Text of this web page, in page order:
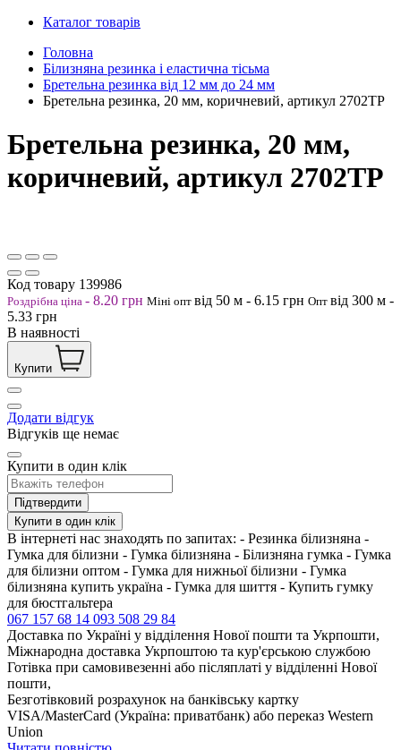
Каталог товарів
Головна
Білизняна резинка і еластична тісьма
Бретельна резинка від 12 мм до 24 мм
Бретельна резинка, 20 мм, коричневий, артикул 2702ТР
Бретельна резинка, 20 мм,
коричневий, артикул 2702ТР
Код товару 139986
Роздрібна ціна - 8.20 грн Міні опт від 50 м - 6.15 грн Опт від 300 м -
5.33 грн
В наявності
Купити
Додати відгук
Відгуків ще немає
Купити в один клік
Підтвердити
Купити в один клік
В інтернеті нас знаходять по запитах: - Резинка білизняна -
Гумка для білизни - Гумка білизняна - Білизняна гумка - Гумка
для білизни оптом - Гумка для нижньої білизни - Гумка
білизняна купить україна - Гумка для шиття - Купить гумку
для бюстгальтера
067 157 68 14 093 508 29 84
Доставка по Україні у відділення Нової пошти та Укрпошти,
Міжнародна доставка Укрпоштою та кур'єрською службою
Готівка при самовивезенні або післяплаті у відділенні Нової
пошти,
Безготівковий розрахунок на банківську картку
VISA/MasterCard (Україна: приватбанк) або переказ Western
Union